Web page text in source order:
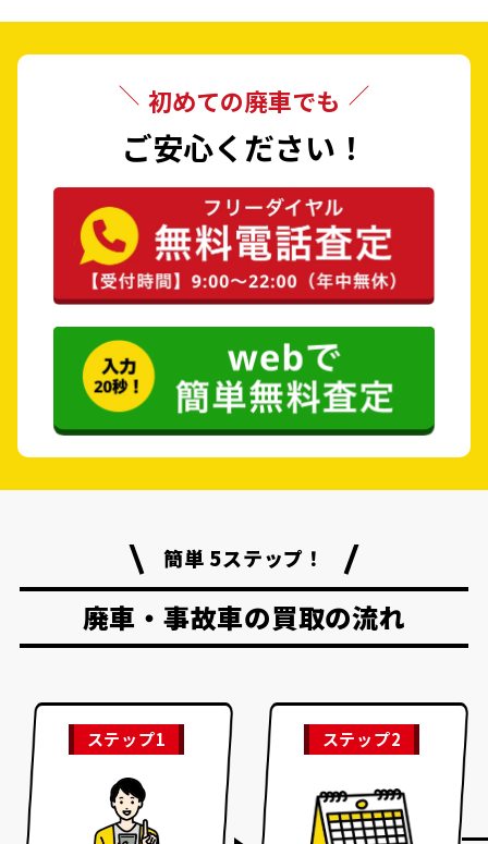
初めての廃車でも
ご安心ください！
簡単 5ステップ！
廃車・事故車の買取の流れ
ステップ1 ステップ2